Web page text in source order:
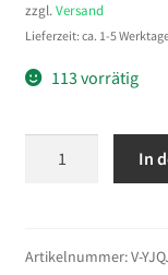
zzgl. Versand
Lieferzeit: ca. 1-5
113 vorrätig
6
In
Artikelnummer:V-